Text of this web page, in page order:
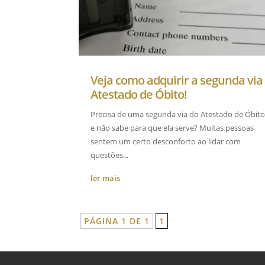
Veja como adquirir a segunda via
Atestado de Óbito!
Precisa de uma segunda via do Atestado de Óbito
e não sabe para que ela serve? Muitas pessoas
sentem um certo desconforto ao lidar com
questões...
ler mais
PÁGINA 1 DE 1 1